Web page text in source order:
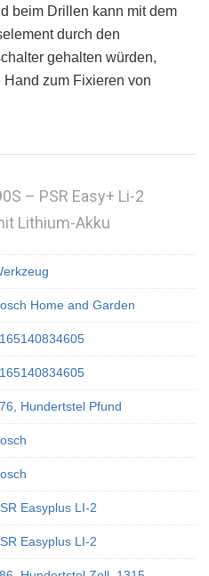
beim Drillen kann mit dem
durch den
gehalten würden,
zum Fixieren von
– PSR Easy+ Li-2
Lithium-Akku
Home and Garden
Hundertstel Pfund
Easyplus LI-2
Easyplus LI-2